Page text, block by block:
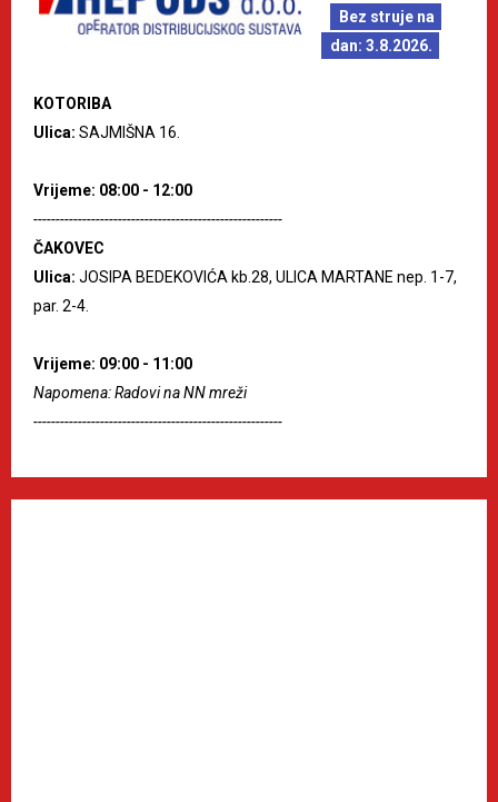
Bez struje na
dan: 3.8.2026.
KOTORIBA
Ulica: SAJMIŠNA 16.
Vrijeme: 08:00 - 12:00
--------------------------------------------------------
ČAKOVEC
Ulica: JOSIPA BEDEKOVIĆA kb.28, ULICA MARTANE nep. 1-7,
par. 2-4.
Vrijeme: 09:00 - 11:00
Napomena: Radovi na NN mreži
--------------------------------------------------------